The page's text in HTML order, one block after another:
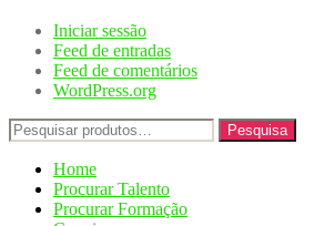
Iniciar sessão
Feed de entradas
Feed de comentários
WordPress.org
Pesquisar
por:
Pesquisa
Home
Procurar Talento
Procurar Formação